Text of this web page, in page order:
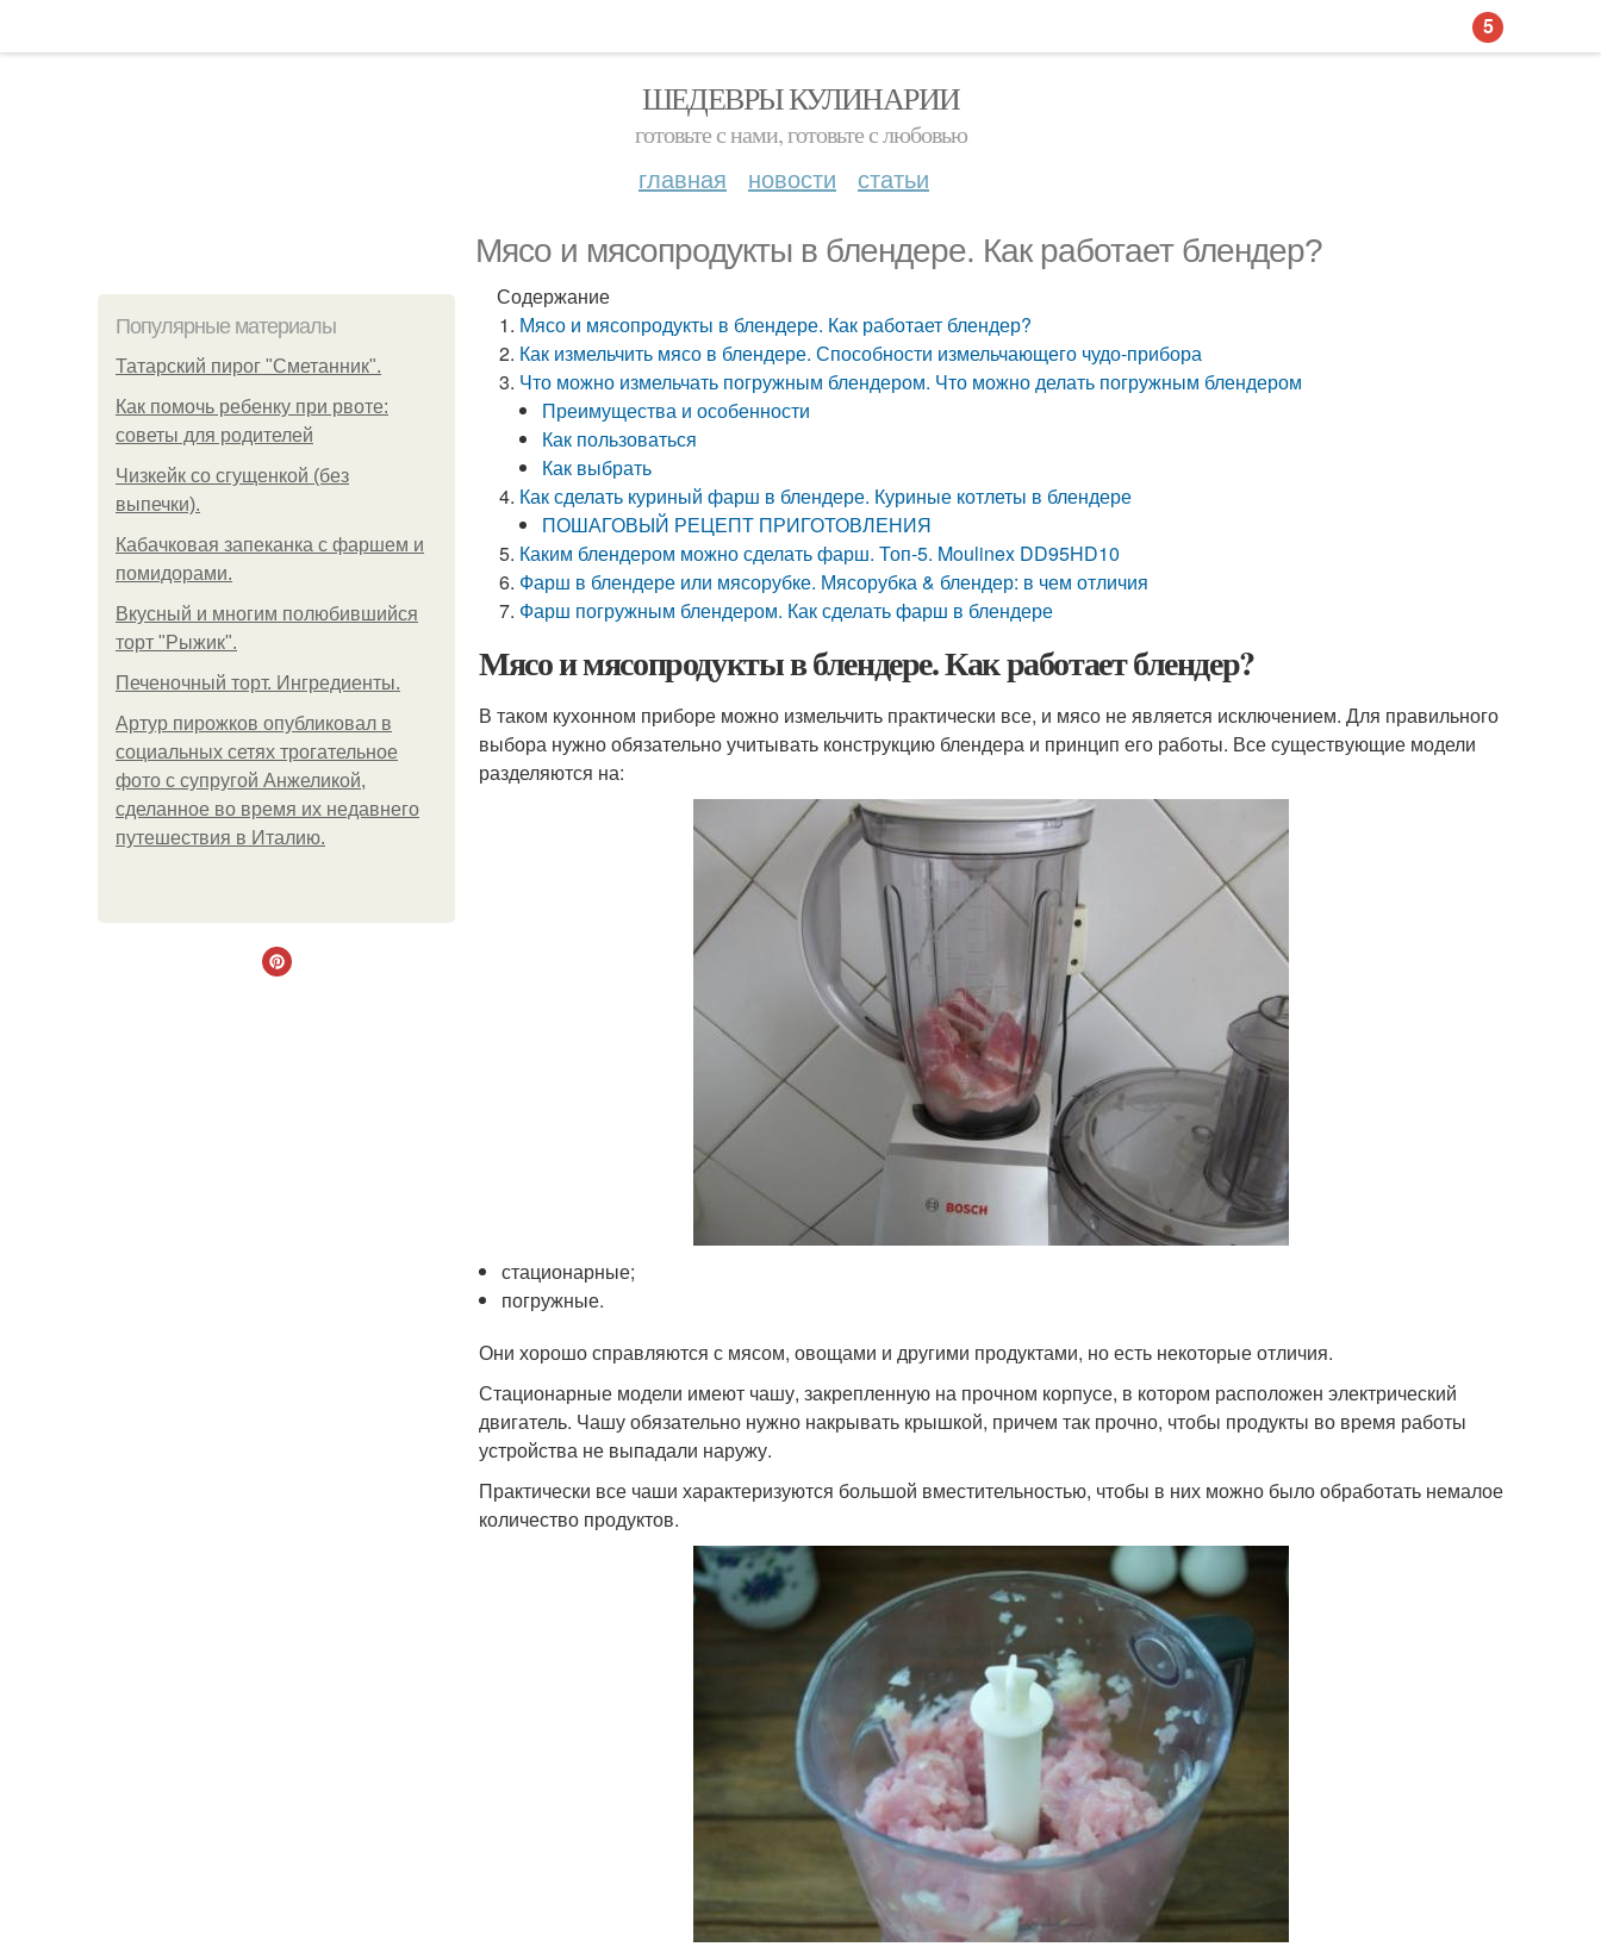
ШЕДЕВРЫ КУЛИНАРИИ
готовьте с нами, готовьте с любовью
главная новости статьи
Мясо и мясопродукты в блендере. Как работает блендер?
Популярные материалы
Татарский пирог "Сметанник".
Как помочь ребенку при рвоте:
советы для родителей
Чизкейк со сгущенкой (без
выпечки).
Кабачковая запеканка с фаршем и
помидорами.
Вкусный и многим полюбившийся
торт "Рыжик".
Печеночный торт. Ингредиенты.
Артур пирожков опубликовал в
социальных сетях трогательное
фото с супругой Анжеликой,
сделанное во время их недавнего
путешествия в Италию.
Содержание
Мясо и мясопродукты в блендере. Как работает блендер?
Как измельчить мясо в блендере. Способности измельчающего чудо-прибора
Что можно измельчать погружным блендером. Что можно делать погружным блендером
Преимущества и особенности
Как пользоваться
Как выбрать
Как сделать куриный фарш в блендере. Куриные котлеты в блендере
ПОШАГОВЫЙ РЕЦЕПТ ПРИГОТОВЛЕНИЯ
Каким блендером можно сделать фарш. Топ-5. Moulinex DD95HD10
Фарш в блендере или мясорубке. Мясорубка & блендер: в чем отличия
Фарш погружным блендером. Как сделать фарш в блендере
Мясо и мясопродукты в блендере. Как работает блендер?
В таком кухонном приборе можно измельчить практически все, и мясо не является исключением. Для правильного
выбора нужно обязательно учитывать конструкцию блендера и принцип его работы. Все существующие модели
разделяются на:
стационарные;
погружные.
Они хорошо справляются с мясом, овощами и другими продуктами, но есть некоторые отличия.
Стационарные модели имеют чашу, закрепленную на прочном корпусе, в котором расположен электрический
двигатель. Чашу обязательно нужно накрывать крышкой, причем так прочно, чтобы продукты во время работы
устройства не выпадали наружу.
Практически все чаши характеризуются большой вместительностью, чтобы в них можно было обработать немалое
количество продуктов.
5